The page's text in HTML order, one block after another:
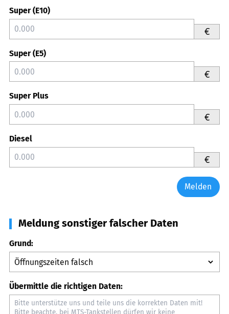
Super (E10)
€
Super (E5)
€
Super Plus
€
Diesel
€
Melden
Meldung sonstiger falscher Daten
Grund:
Übermittle die richtigen Daten: